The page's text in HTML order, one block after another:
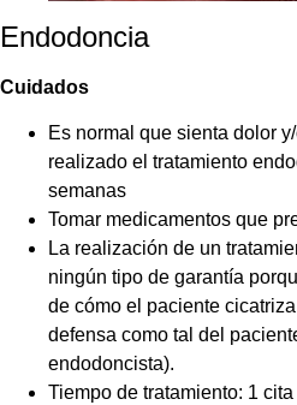
Endodoncia
Cuidados
Es normal que sienta dolor
realizado el tratamiento
semanas
Tomar medicamentos que
La realización de un
ningún tipo de garantía
de cómo el paciente
defensa como tal del
endodoncista).
Tiempo de tratamiento: 1